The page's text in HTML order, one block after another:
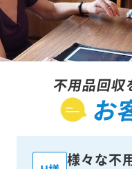
不用品回収
お
様々な不